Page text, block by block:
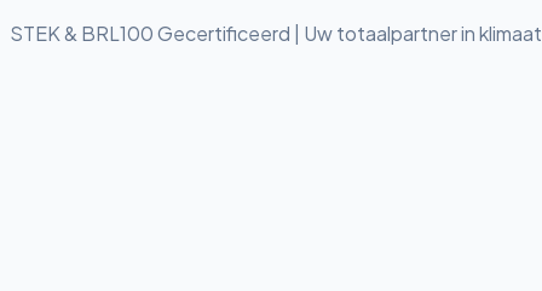
STEK & BRL100 Gecertificeerd Uw totaalpartner in